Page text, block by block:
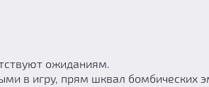
ожиданиям.
в игру, прям шквал бомбических